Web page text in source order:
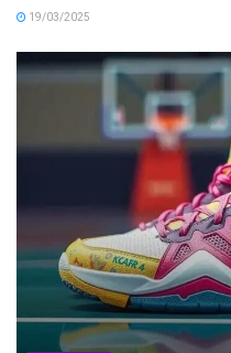
19/03/2025